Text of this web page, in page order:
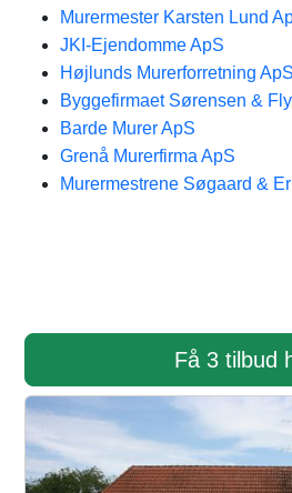
Murermester Karsten Lund
JKI-Ejendomme ApS
Højlunds Murerforretning ApS
Byggefirmaet Sørensen &
Barde Murer ApS
Grenå Murerfirma ApS
Murermestrene Søgaard &
Få 3 tilbud